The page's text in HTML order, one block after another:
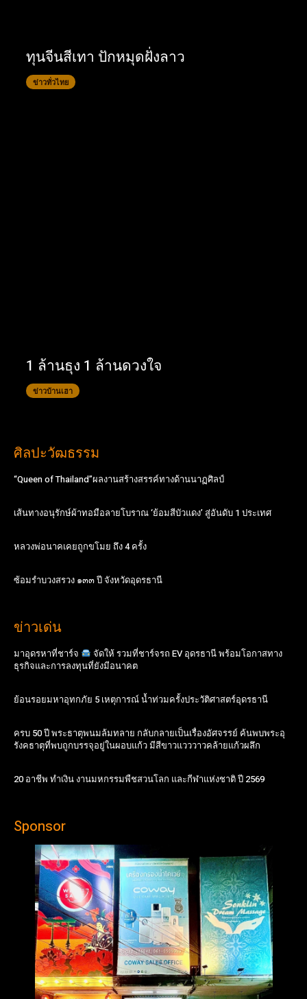
ทุนจีนสีเทา ปักหมุดฝั่งลาว
ข่าวทั่วไทย
1 ล้านธุง 1 ล้านดวงใจ
ข่าวบ้านเฮา
ศิลปะวัฒธรรม
“Queen of Thailand”ผลงานสร้างสรรค์ทางด้านนาฏศิลป์
เส้นทางอนุรักษ์ผ้าทอมือลายโบราณ ‘ย้อมสีบัวแดง’ สู่อันดับ 1 ประเทศ
หลวงพ่อนาคเคยถูกขโมย ถึง 4 ครั้ง
ซ้อมรำบวงสรวง ๑๓๓ ปี จังหวัดอุดรธานี
ข่าวเด่น
มาอุดรหาที่ชาร์จ
จัดให้ รวมที่ชาร์จรถ EV อุดรธานี พร้อมโอกาสทาง
ธุรกิจและการลงทุนที่ยังมีอนาคต
ย้อนรอยมหาอุทกภัย 5 เหตุการณ์ น้ำท่วมครั้งประวัติศาสตร์อุดรธานี
ครบ 50 ปี พระธาตุพนมล้มทลาย กลับกลายเป็นเรื่องอัศจรรย์ ค้นพบพระอุ
รังคธาตุที่พบถูกบรรจุอยู่ในผอบแก้ว มีสีขาวแวววาวคล้ายแก้วผลึก
20 อาชีพ ทำเงิน งานมหกรรมพืชสวนโลก และกีฬาแห่งชาติ ปี 2569
Sponsor